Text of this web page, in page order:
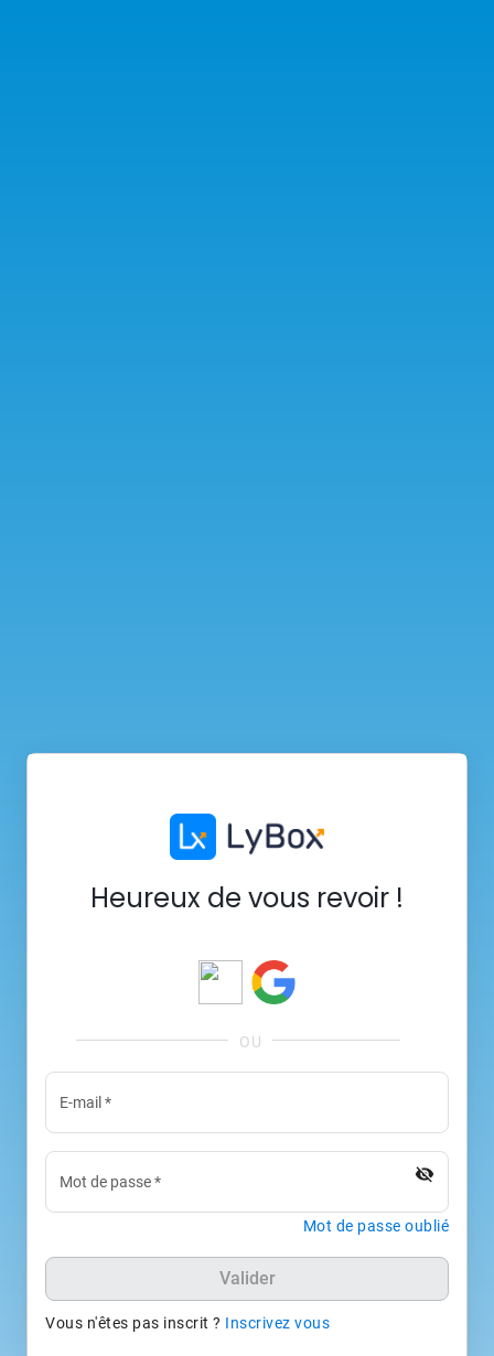
Heureux de vous revoir !
E-mail *
Mot de passe* visibility_off
Mot de passe oublié
Valider
Vous n'êtes pas inscrit ? Inscrivez vous